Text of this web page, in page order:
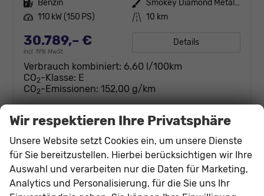
Kraftstoff Benzin Außenfarbe
Smokey Diamond Metallic
Leistung 110 kW (150 PS) Kilometerstand 10 km
30.789,– €
incl. 19% MwSt.
Details
Verbrauch kombiniert: 6,60 l/100km
CO2-Klasse: E
CO2-Emissionen: 152,00 g/km
Wir respektieren Ihre Privatsphäre
Unsere Website setzt Cookies ein, um unsere Dienste
für Sie bereitzustellen. Hierbei berücksichtigen wir Ihre
Auswahl und verarbeiten nur die Daten für Marketing,
Analytics und Personalisierung, für die Sie uns Ihr